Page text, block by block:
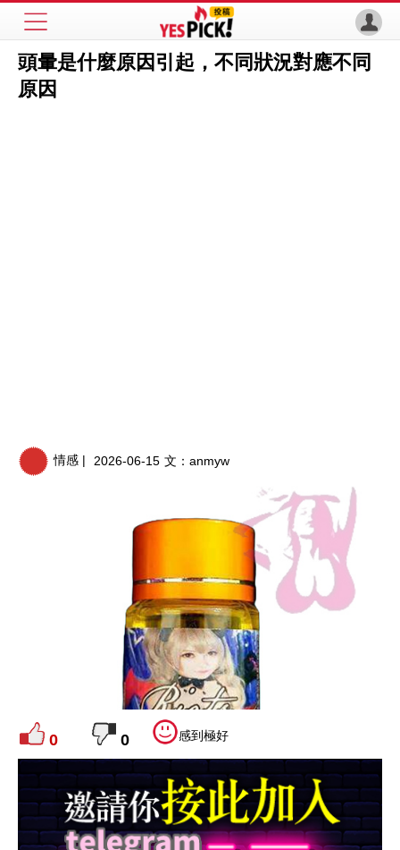
頭暈是什麼原因引起，不同狀況對應不同
原因
情感 | 2026-06-15 文： anmyw
0 0 感到極好